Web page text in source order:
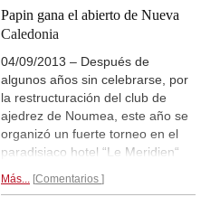
Papin gana el abierto de Nueva
Caledonia
04/09/2013 – Después de
algunos años sin celebrarse, por
la restructuración del club de
ajedrez de Noumea, este año se
organizó un fuerte torneo en el
paradisiaco hotel “Le Meridien“
Caledonia, un idílico lugar en el
Más... Comentarios